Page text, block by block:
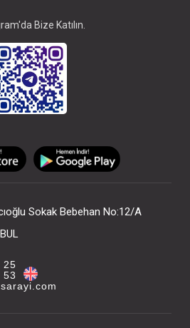
Bize Katılın.
Sokak Bebehan No:12/A
25
53